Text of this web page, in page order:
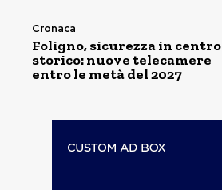
Cronaca
Foligno, sicurezza in centro
storico: nuove telecamere
entro le metà del 2027